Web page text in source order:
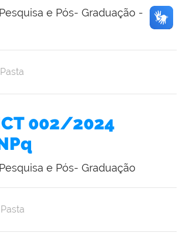
e Pós- Graduação -
Pasta
002/2024
e Pós- Graduação
Pasta